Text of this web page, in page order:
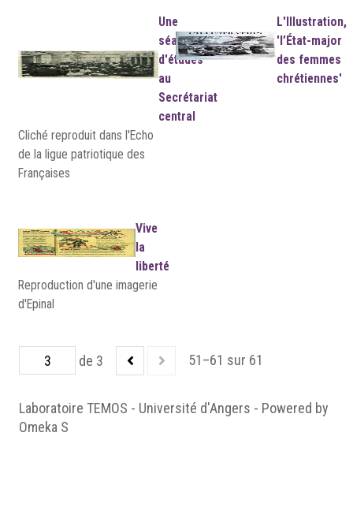
Une
séance
d'études
au
Secrétariat
central
Cliché reproduit dans l'Echo
de la ligue patriotique des
Françaises
L'Illustration,
'l’État-major
des femmes
chrétiennes'
Vive
la
liberté
Reproduction d'une imagerie
d'Epinal
de 3 51–61 sur 61
Laboratoire TEMOS - Université d'Angers - Powered by
Omeka S